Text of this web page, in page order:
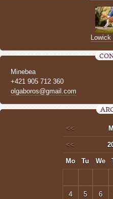
Lowick
Minebea
+421 905 712 360
olgaboros@gmail.com
<<
<<
Mo Tu We
4 5 6